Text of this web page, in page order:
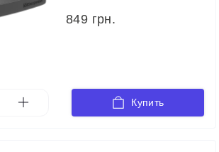
849 грн.
Купить